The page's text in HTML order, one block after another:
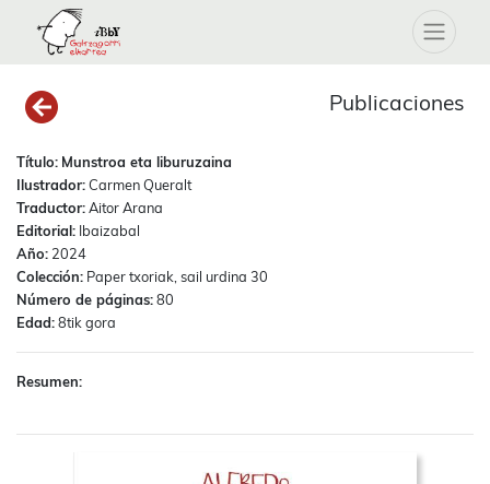
Publicaciones
Título: Munstroa eta liburuzaina
Ilustrador:Carmen Queralt
Traductor:Aitor Arana
Editorial: Ibaizabal
Año: 2024
Colección: Paper txoriak, sail urdina 30
Número de páginas:80
Edad:8tik gora
Resumen: